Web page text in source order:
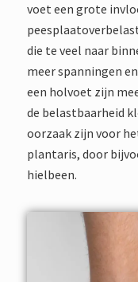
voet een grote
die te veel naar
meer spanningen
een holvoet zijn
de belastbaarheid
oorzaak zijn voor
plantaris, door
hielbeen.